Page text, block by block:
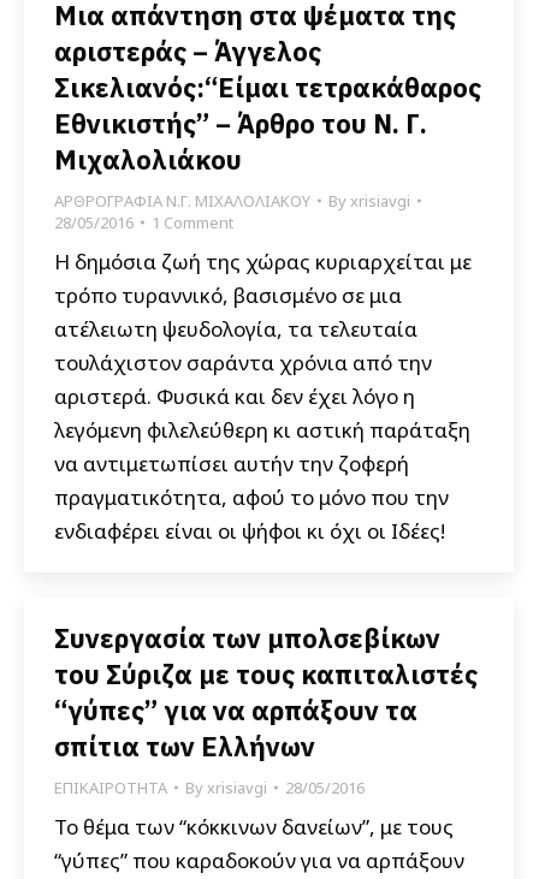
Μια απάντηση στα ψέματα της
αριστεράς – Άγγελος
Σικελιανός:“Είμαι τετρακάθαρος
Εθνικιστής” – Άρθρο του Ν. Γ.
Μιχαλολιάκου
ΑΡΘΡΟΓΡΑΦΙΑ Ν.Γ. ΜΙΧΑΛΟΛΙΑΚΟΥ Byxrisiavgi
28/05/2016
1 Comment
Η δημόσια ζωή της χώρας κυριαρχείται με
τρόπο τυραννικό, βασισμένο σε μια
ατέλειωτη ψευδολογία, τα τελευταία
τουλάχιστον σαράντα χρόνια από την
αριστερά. Φυσικά και δεν έχει λόγο η
λεγόμενη φιλελεύθερη κι αστική παράταξη
να αντιμετωπίσει αυτήν την ζοφερή
πραγματικότητα, αφού το μόνο που την
ενδιαφέρει είναι οι ψήφοι κι όχι οι Ιδέες!
Συνεργασία των μπολσεβίκων
του Σύριζα με τους καπιταλιστές
“γύπες” για να αρπάξουν τα
σπίτια των Ελλήνων
ΕΠΙΚΑΙΡΟΤΗΤΑ Byxrisiavgi 28/05/2016
Το θέμα των “κόκκινων δανείων”, με τους
“γύπες” που καραδοκούν για να αρπάξουν